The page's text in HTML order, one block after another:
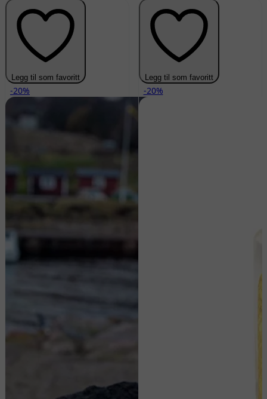
Legg til som favoritt
-20%
Legg til som favoritt
-20%